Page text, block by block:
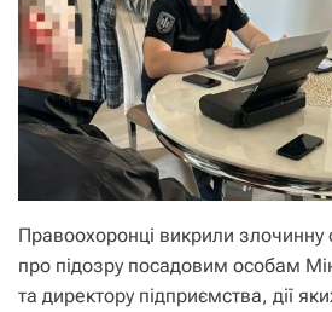
Правоохоронці викрили злочинну
про підозру посадовим особам
та директору підприємства, дії